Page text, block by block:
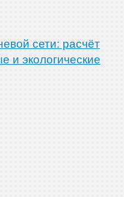
сети: расчёт
и экологические